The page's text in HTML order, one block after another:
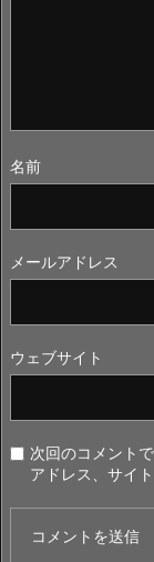
名前
メールアドレス
ウェブサイト
次回のコメント
アドレス、サイト